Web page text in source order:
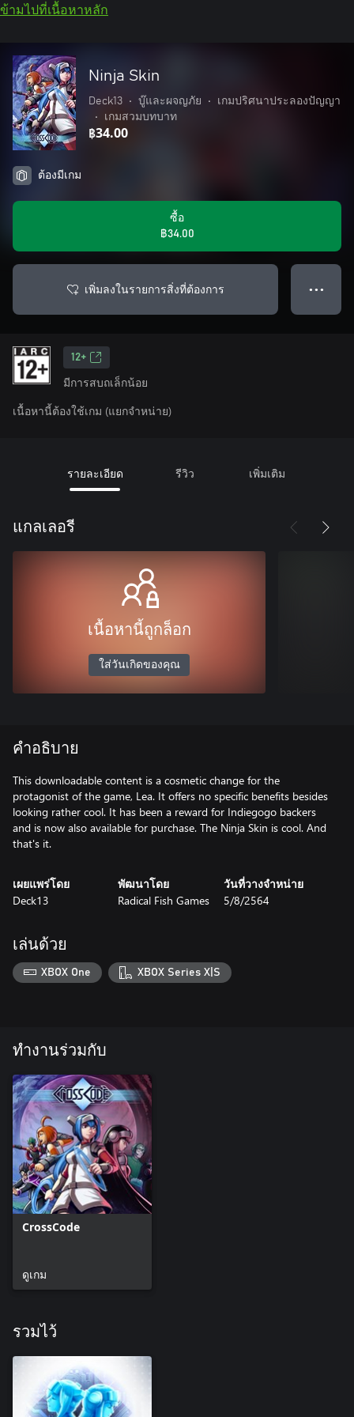
ข้ามไปที่เนื้อหาหลัก
Ninja Skin
Deck13 • บู๊และผจญภัย •
เกมปริศนาประลองปัญญา
•
เกมสวมบทบาท
฿34.00
ต้องมีเกม
ซื้อ
฿34.00
เพิ่มลงในรายการสิ่งที่ต้องการ ● ● ●
12+
มีการสบถเล็กน้อย
เนื้อหานี้ต้องใช้เกม (แยกจำหน่าย)
รายละเอียด รีวิว เพิ่มเติม
แกลเลอรี
เนื้อหานี้ถูกล็อก
ใส่วันเกิดของคุณ
คำอธิบาย
This downloadable content is a cosmetic change for the
protagonist of the game, Lea. It offers no specific benefits besides
looking rather cool. It has been a reward for Indiegogo backers
and is now also available for purchase. The Ninja Skin is cool. And
that's it.
เผยแพร่โดย
Deck13
พัฒนาโดย
Radical Fish Games
วันที่วางจำหน่าย
5/8/2564
เล่นด้วย
XBOX One XBOX Series X|S
ทำงานร่วมกับ
CrossCode
ดูเกม
รวมไว้